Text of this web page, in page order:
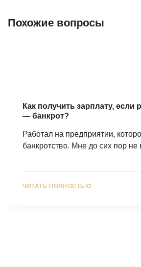
Похожие вопросы
Как получить зарплату, если
— банкрот?
Работал на предприятии,
банкротство. Мне до сих пор
ЧИТАТЬ ПОЛНОСТЬЮ